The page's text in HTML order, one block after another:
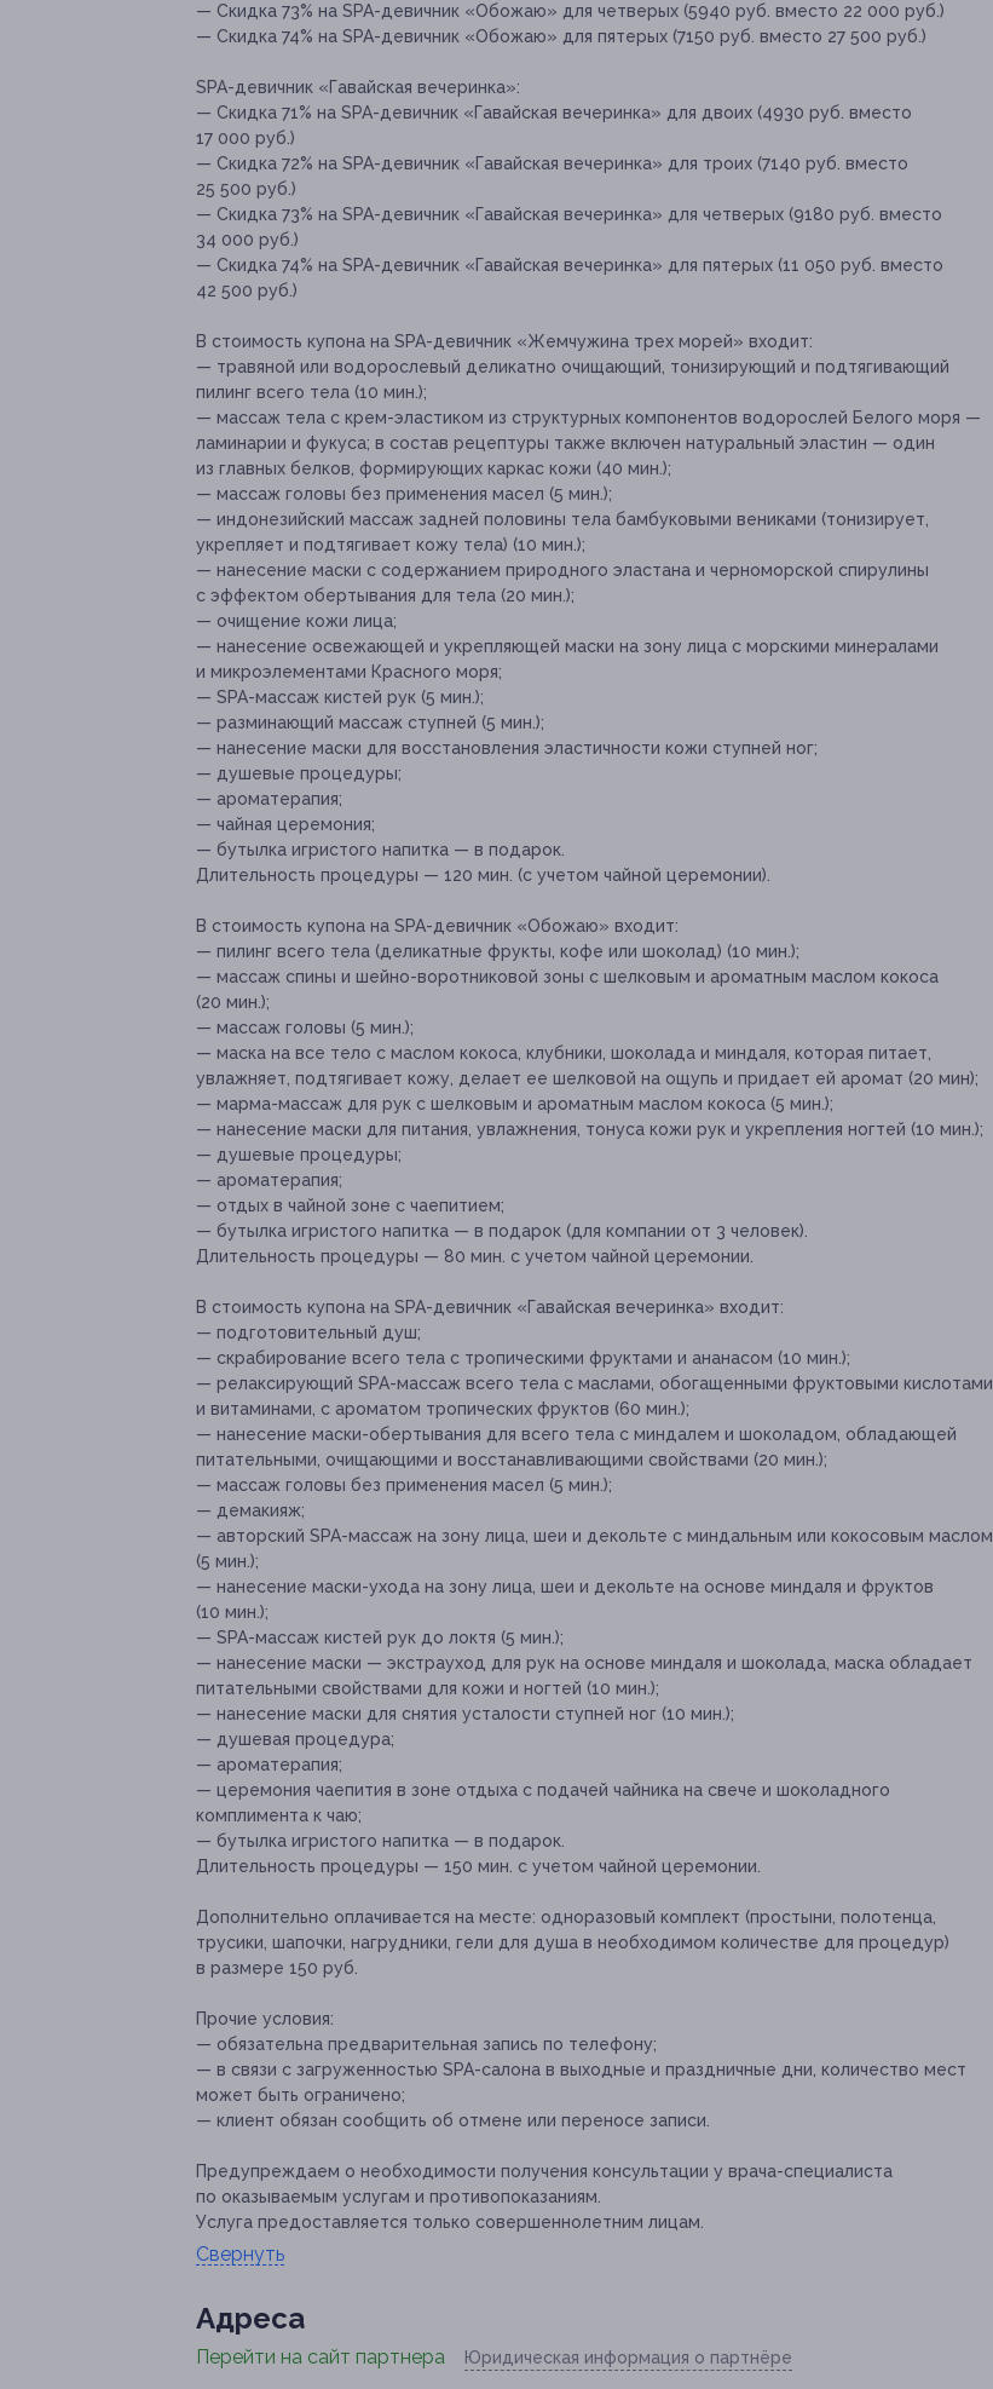
— Скидка 73% на SPA-девичник «Обожаю» для четверых (5940 руб. вместо 22 000 руб.)
— Скидка 74% на SPA-девичник «Обожаю» для пятерых (7150 руб. вместо 27 500 руб.)
SPA-девичник «Гавайская вечеринка»:
— Скидка 71% на SPA-девичник «Гавайская вечеринка» для двоих (4930 руб. вместо
17 000 руб.)
— Скидка 72% на SPA-девичник «Гавайская вечеринка» для троих (7140 руб. вместо
25 500 руб.)
— Скидка 73% на SPA-девичник «Гавайская вечеринка» для четверых (9180 руб. вместо
34 000 руб.)
— Скидка 74% на SPA-девичник «Гавайская вечеринка» для пятерых (11 050 руб. вместо
42 500 руб.)
В стоимость купона на SPA-девичник «Жемчужина трех морей» входит:
— травяной или водорослевый деликатно очищающий, тонизирующий и подтягивающий
пилинг всего тела (10 мин.);
— массаж тела с крем-эластиком из структурных компонентов водорослей Белого моря —
ламинарии и фукуса; в состав рецептуры также включен натуральный эластин — один
из главных белков, формирующих каркас кожи (40 мин.);
— массаж головы без применения масел (5 мин.);
— индонезийский массаж задней половины тела бамбуковыми вениками (тонизирует,
укрепляет и подтягивает кожу тела) (10 мин.);
— нанесение маски с содержанием природного эластана и черноморской спирулины
с эффектом обертывания для тела (20 мин.);
— очищение кожи лица;
— нанесение освежающей и укрепляющей маски на зону лица с морскими минералами
и микроэлементами Красного моря;
— SPA-массаж кистей рук (5 мин.);
— разминающий массаж ступней (5 мин.);
— нанесение маски для восстановления эластичности кожи ступней ног;
— душевые процедуры;
— ароматерапия;
— чайная церемония;
— бутылка игристого напитка — в подарок.
Длительность процедуры — 120 мин. (с учетом чайной церемонии).
В стоимость купона на SPA-девичник «Обожаю» входит:
— пилинг всего тела (деликатные фрукты, кофе или шоколад) (10 мин.);
— массаж спины и шейно-воротниковой зоны с шелковым и ароматным маслом кокоса
(20 мин.);
— массаж головы (5 мин.);
— маска на все тело с маслом кокоса, клубники, шоколада и миндаля, которая питает,
увлажняет, подтягивает кожу, делает ее шелковой на ощупь и придает ей аромат (20 мин);
— марма-массаж для рук с шелковым и ароматным маслом кокоса (5 мин.);
— нанесение маски для питания, увлажнения, тонуса кожи рук и укрепления ногтей (10 мин.);
— душевые процедуры;
— ароматерапия;
— отдых в чайной зоне с чаепитием;
— бутылка игристого напитка — в подарок (для компании от 3 человек).
Длительность процедуры — 80 мин. с учетом чайной церемонии.
В стоимость купона на SPA-девичник «Гавайская вечеринка» входит:
— подготовительный душ;
— скрабирование всего тела с тропическими фруктами и ананасом (10 мин.);
— релаксирующий SPA-массаж всего тела с маслами, обогащенными фруктовыми кислотами
и витаминами, с ароматом тропических фруктов (60 мин.);
— нанесение маски-обертывания для всего тела с миндалем и шоколадом, обладающей
питательными, очищающими и восстанавливающими свойствами (20 мин.);
— массаж головы без применения масел (5 мин.);
— демакияж;
— авторский SPA-массаж на зону лица, шеи и декольте с миндальным или кокосовым маслом
(5 мин.);
— нанесение маски-ухода на зону лица, шеи и декольте на основе миндаля и фруктов
(10 мин.);
— SPA-массаж кистей рук до локтя (5 мин.);
— нанесение маски — экстрауход для рук на основе миндаля и шоколада, маска обладает
питательными свойствами для кожи и ногтей (10 мин.);
— нанесение маски для снятия усталости ступней ног (10 мин.);
— душевая процедура;
— ароматерапия;
— церемония чаепития в зоне отдыха с подачей чайника на свече и шоколадного
комплимента к чаю;
— бутылка игристого напитка — в подарок.
Длительность процедуры — 150 мин. с учетом чайной церемонии.
Дополнительно оплачивается на месте: одноразовый комплект (простыни, полотенца,
трусики, шапочки, нагрудники, гели для душа в необходимом количестве для процедур)
в размере 150 руб.
Прочие условия:
— обязательна предварительная запись по телефону;
— в связи с загруженностью SPA-салона в выходные и праздничные дни, количество мест
может быть ограничено;
— клиент обязан сообщить об отмене или переносе записи.
Предупреждаем о необходимости получения консультации у врача-специалиста
по оказываемым услугам и противопоказаниям.
Услуга предоставляется только совершеннолетним лицам.
Свернуть
Адресa
Перейти на сайт партнера Юридическая информация о партнёре